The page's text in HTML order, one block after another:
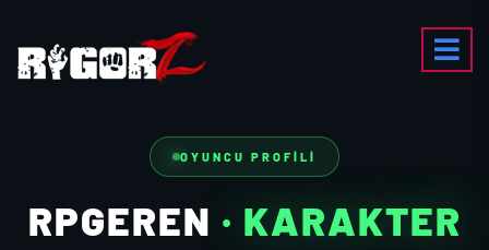
OYUNCU PROFILI
RPGEREN · KARAKTER